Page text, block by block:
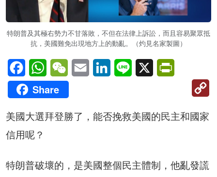
特朗普及其極右勢力不甘落敗，不但在法律上訴訟，而且容易聚眾抵
抗，美國難免出現地方上的動亂。（灼見名家製圖）
FacebookWhatsAppWeChatEmail LinkedInLine X
Share
美國大選拜登勝了，能否挽救美國的民主和國家
信用呢？
特朗普破壞的，是美國整個民主體制，他亂發謊